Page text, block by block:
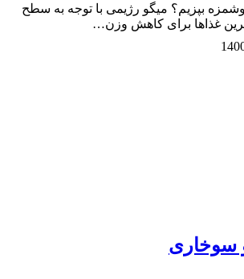
بپزیم؟ میگو رژیمی با توجه به سطح
غذاها برای کاهش وزن…
سوخاری